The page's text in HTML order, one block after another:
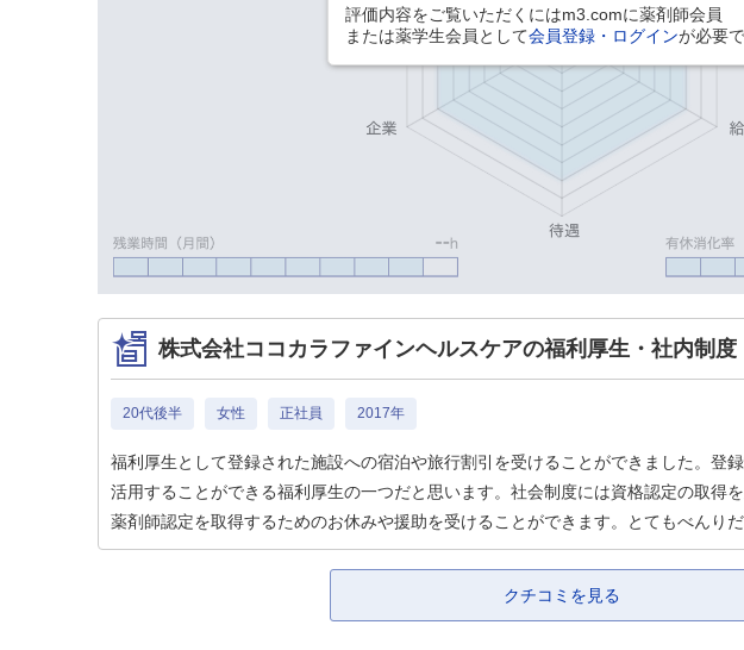
評価内容をご覧いただくにはm3.comに薬剤師会員
または薬学生会員として会員登録・ログインが必要で
株式会社ココカラファインヘルスケアの福利厚生・社内制度
20代後半 女性 正社員 2017年
福利厚生として登録された施設への宿泊や旅行割引を受けることができました。登
活用することができる福利厚生の一つだと思います。社会制度には資格認定の取得
薬剤師認定を取得するためのお休みや援助を受けることができます。とてもべんりだ
クチコミを見る